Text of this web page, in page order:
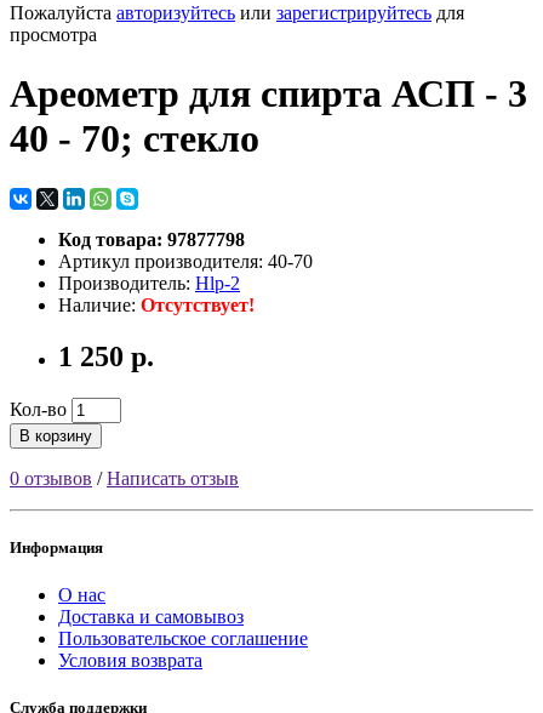
Пожалуйста авторизуйтесь или зарегистрируйтесь для
просмотра
Ареометр для спирта АСП - 3
40 - 70; стекло
Код товара: 97877798
Артикул производителя: 40-70
Производитель: Hlp-2
Наличие: Отсутствует!
1 250 р.
Кол-во
В корзину
0 отзывов /Написать отзыв
Информация
О нас
Доставка и самовывоз
Пользовательское соглашение
Условия возврата
Служба поддержки